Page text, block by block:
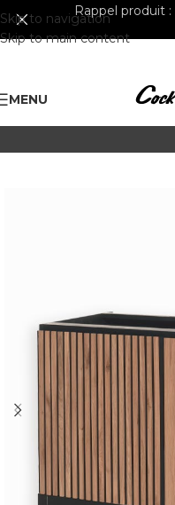
Skip to navigation
Skip to main content
Rappel produit :
MENU